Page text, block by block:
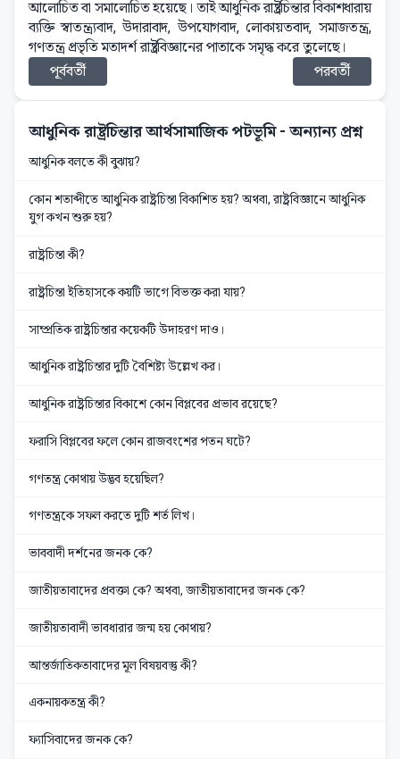
আলোচিত বা সমালোচিত হয়েছে। তাই আধুনিক রাষ্ট্রচিন্তার বিকাশধারায়
ব্যক্তি স্বাতন্ত্র্যবাদ, উদারাবাদ, উপযোগবাদ, লোকায়তবাদ, সমাজতন্ত্র,
গণতন্ত্র প্রভৃতি মতাদর্শ রাষ্ট্রবিজ্ঞানের পাতাকে সমৃদ্ধ করে তুলেছে।
পূর্ববর্তী
পরবর্তী
আধুনিক রাষ্ট্রচিন্তার আর্থসামাজিক পটভূমি- অন্যান্য প্রশ্ন
আধুনিক বলতে কী বুঝায়?
কোন শতাব্দীতে আধুনিক রাষ্ট্রচিন্তা বিকাশিত হয়? অথবা, রাষ্ট্রবিজ্ঞানে আধুনিক
যুগ কখন শুরু হয়?
রাষ্ট্রচিন্তা কী?
রাষ্ট্রচিন্তা ইতিহাসকে কয়টি ভাগে বিভক্ত করা যায়?
সাম্প্রতিক রাষ্ট্রচিন্তার কয়েকটি উদাহরণ দাও।
আধুনিক রাষ্ট্রচিন্তার দুটি বৈশিষ্ট্য উল্লেখ কর।
আধুনিক রাষ্ট্রচিন্তার বিকাশে কোন বিপ্লবের প্রভাব রয়েছে?
ফরাসি বিপ্লবের ফলে কোন রাজবংশের পতন ঘটে?
গণতন্ত্র কোথায় উদ্ভব হয়েছিল?
গণতন্ত্রকে সফল করতে দুটি শর্ত লিখ।
ভাববাদী দর্শনের জনক কে?
জাতীয়তাবাদের প্রবক্তা কে? অথবা, জাতীয়তাবাদের জনক কে?
জাতীয়তাবাদী ভাবধারার জন্ম হয় কোথায়?
আন্তর্জাতিকতাবাদের মূল বিষয়বস্তু কী?
একনায়কতন্ত্র কী?
ফ্যাসিবাদের জনক কে?